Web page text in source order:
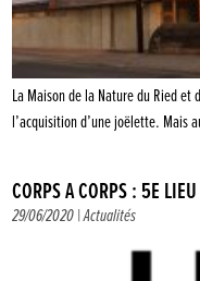
La Maison de la Nature du Ried
l’acquisition d’une joëlette. Mais
CORPS À CORPS : 5E LIEU
29/06/2020 |Actualités